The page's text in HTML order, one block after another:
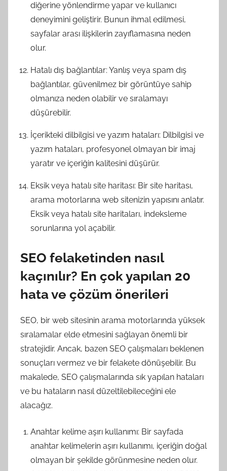
diğerine yönlendirme yapar ve kullanıcı
deneyimini geliştirir. Bunun ihmal edilmesi,
sayfalar arası ilişkilerin zayıflamasına neden
olur.
Hatalı dış bağlantılar: Yanlış veya spam dış
bağlantılar, güvenilmez bir görüntüye sahip
olmanıza neden olabilir ve sıralamayı
düşürebilir.
İçerikteki dilbilgisi ve yazım hataları: Dilbilgisi ve
yazım hataları, profesyonel olmayan bir imaj
yaratır ve içeriğin kalitesini düşürür.
Eksik veya hatalı site haritası: Bir site haritası,
arama motorlarına web sitenizin yapısını anlatır.
Eksik veya hatalı site haritaları, indeksleme
sorunlarına yol açabilir.
SEO felaketinden nasıl
kaçınılır? En çok yapılan 20
hata ve çözüm önerileri
SEO, bir web sitesinin arama motorlarında yüksek
sıralamalar elde etmesini sağlayan önemli bir
stratejidir. Ancak, bazen SEO çalışmaları beklenen
sonuçları vermez ve bir felakete dönüşebilir. Bu
makalede, SEO çalışmalarında sık yapılan hataları
ve bu hataların nasıl düzeltilebileceğini ele
alacağız.
Anahtar kelime aşırı kullanımı: Bir sayfada
anahtar kelimelerin aşırı kullanımı, içeriğin doğal
olmayan bir şekilde görünmesine neden olur.